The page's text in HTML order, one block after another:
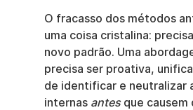
O fracasso dos métodos
uma coisa cristalina:
novo padrão. Uma
precisa ser proativa,
de identificar e neutralizar
internas antes que causem